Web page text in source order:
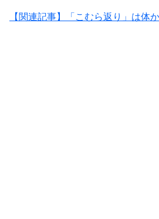
【関連記事】「こむら返り」は体